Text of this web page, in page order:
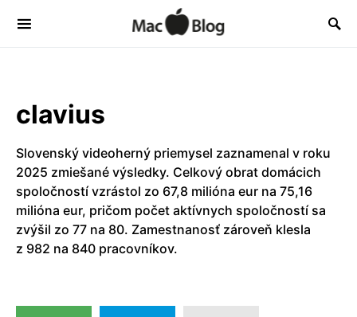
clavius
Slovenský videoherný priemysel zaznamenal v roku
2025 zmiešané výsledky. Celkový obrat domácich
spoločností vzrástol zo 67,8 milióna eur na 75,16
milióna eur, pričom počet aktívnych spoločností sa
zvýšil zo 77 na 80. Zamestnanosť zároveň klesla
z 982 na 840 pracovníkov.